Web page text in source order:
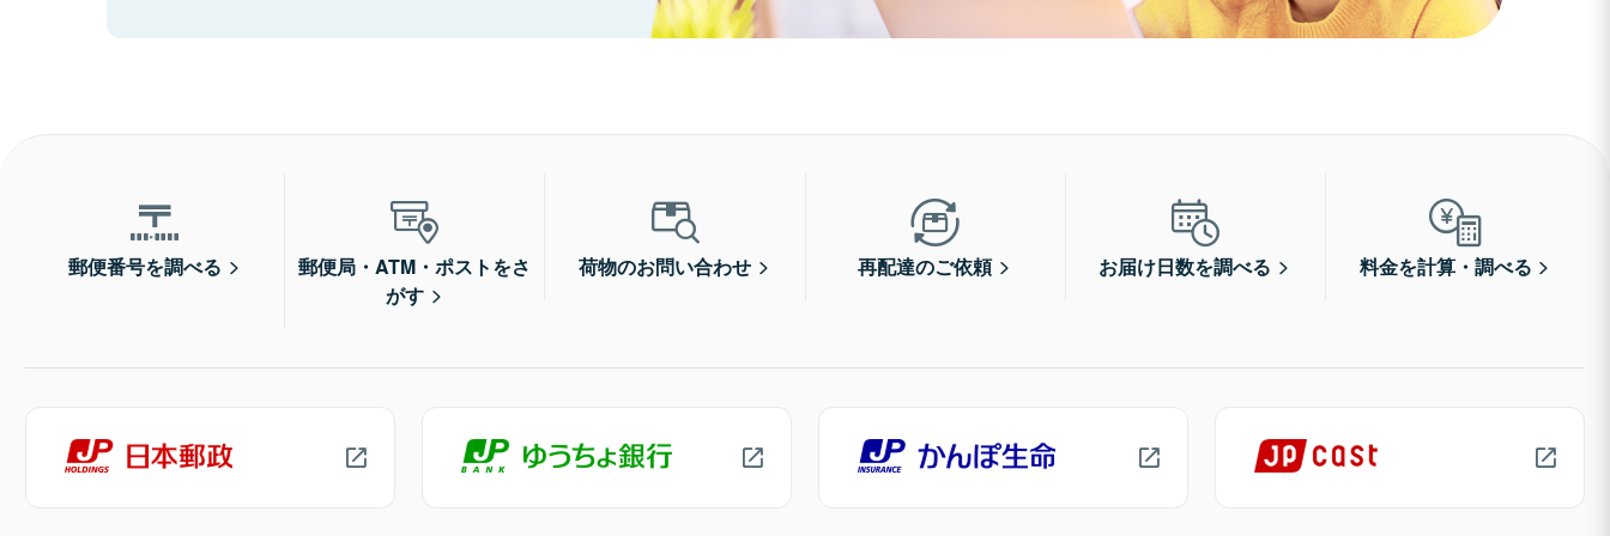
郵便番号を調べる
郵便局・ATM・ポストをさ
がす
荷物のお問い合わせ 再配達のご依頼 お届け日数を調べる 料金を計算・調べる